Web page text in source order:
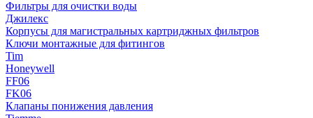
Фильтры для очистки воды
Джилекс
Корпусы для магистральных картриджных фильтров
Ключи монтажные для фитингов
Tim
Honeywell
FF06
FK06
Клапаны понижения давления